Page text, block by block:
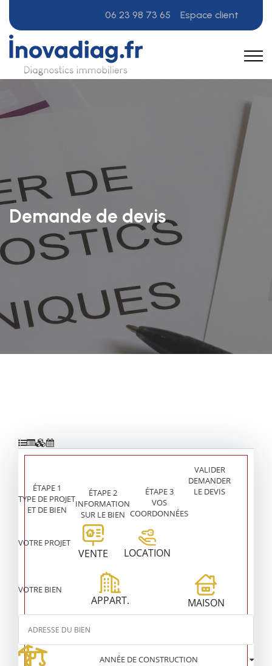
06 23 98 73 65 Espace client
Demande de devis
ÉTAPE 1
TYPE DE PROJET
ET DE BIEN
ÉTAPE 2
INFORMATION
SUR LE BIEN
ÉTAPE 3
VOS
COORDONNÉES
VALIDER
DEMANDER
LE DEVIS
VOTRE PROJET
VENTE LOCATION
VOTRE BIEN
APPART. MAISON
ANNÉE DE CONSTRUCTION